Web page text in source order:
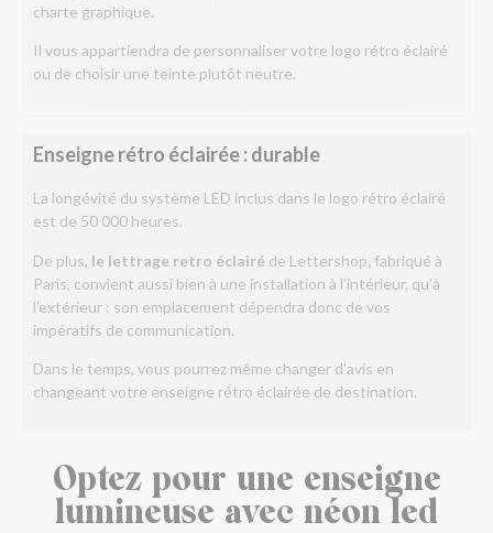
charte graphique.
Il vous appartiendra de personnaliser votre logo rétro éclairé
ou de choisir une teinte plutôt neutre.
Enseigne rétro éclairée : durable
La longévité du système LED inclus dans le logo rétro éclairé
est de 50 000 heures.
De plus, le lettrage retro éclairé de Lettershop, fabriqué à
Paris, convient aussi bien à une installation à l’intérieur, qu’à
l’extérieur : son emplacement dépendra donc de vos
impératifs de communication.
Dans le temps, vous pourrez même changer d’avis en
changeant votre enseigne rétro éclairée de destination.
Optez pour une enseigne
lumineuse avec néon led